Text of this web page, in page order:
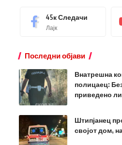
45кСледачи
Лајк
Последни објави
Внатрешна
полицаец:
приведено
Штипјанец
својот дом,